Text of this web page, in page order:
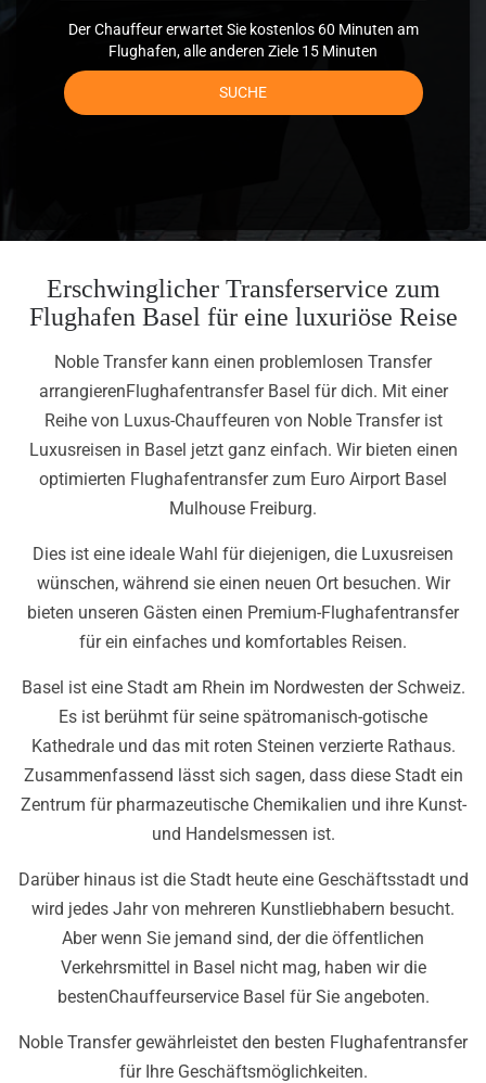
Der Chauffeur erwartet Sie kostenlos 60 Minuten am
Flughafen, alle anderen Ziele 15 Minuten
SUCHE
Erschwinglicher Transferservice zum
Flughafen Basel für eine luxuriöse Reise
Noble Transfer kann einen problemlosen Transfer
arrangierenFlughafentransfer Basel für dich. Mit einer
Reihe von Luxus-Chauffeuren von Noble Transfer ist
Luxusreisen in Basel jetzt ganz einfach. Wir bieten einen
optimierten Flughafentransfer zum Euro Airport Basel
Mulhouse Freiburg.
Dies ist eine ideale Wahl für diejenigen, die Luxusreisen
wünschen, während sie einen neuen Ort besuchen. Wir
bieten unseren Gästen einen Premium-Flughafentransfer
für ein einfaches und komfortables Reisen.
Basel ist eine Stadt am Rhein im Nordwesten der Schweiz.
Es ist berühmt für seine spätromanisch-gotische
Kathedrale und das mit roten Steinen verzierte Rathaus.
Zusammenfassend lässt sich sagen, dass diese Stadt ein
Zentrum für pharmazeutische Chemikalien und ihre Kunst-
und Handelsmessen ist.
Darüber hinaus ist die Stadt heute eine Geschäftsstadt und
wird jedes Jahr von mehreren Kunstliebhabern besucht.
Aber wenn Sie jemand sind, der die öffentlichen
Verkehrsmittel in Basel nicht mag, haben wir die
bestenChauffeurservice Basel für Sie angeboten.
Noble Transfer gewährleistet den besten Flughafentransfer
für Ihre Geschäftsmöglichkeiten.